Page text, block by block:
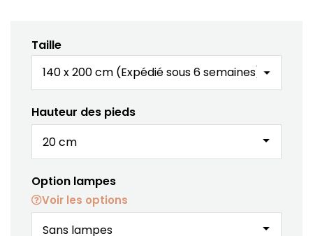
Taille
Hauteur des pieds
arrow_drop_down
Option lampes
Voir les options
arrow_drop_down